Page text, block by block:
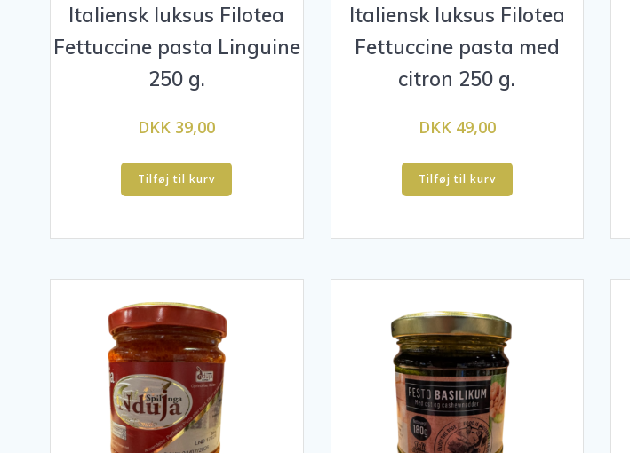
Italiensk luksus Filotea
Fettuccine pasta Linguine
250 g.
DKK 39,00
Tilføj til kurv
Italiensk luksus Filotea
Fettuccine pasta med
citron 250 g.
DKK 49,00
Tilføj til kurv